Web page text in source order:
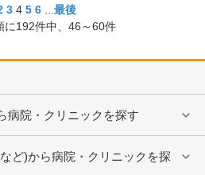
3 4 5 6
最後
に192件中、 46～60件
病院・クリニックを探す
ど)から病院・クリニックを探